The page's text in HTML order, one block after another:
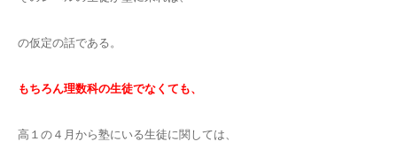
の仮定の話である。
もちろん理数科の生徒でなくても、
高１の４月から塾にいる生徒に関しては、